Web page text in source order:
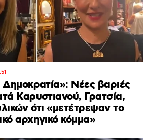
Δημοκρατία»: Νέες βαριές
Καρυστιανού, Γρατσία,
ότι «μετέτρεψαν το
αρχηγικό κόμμα»